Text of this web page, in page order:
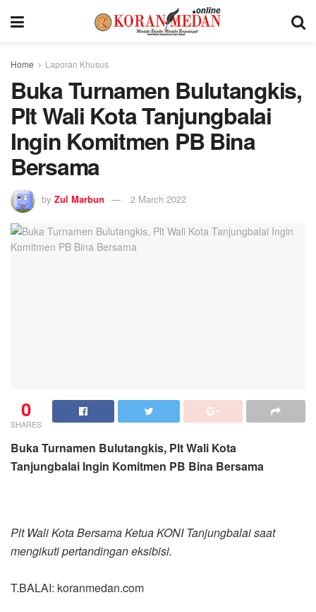
Home Laporan Khusus
Buka Turnamen Bulutangkis,
Plt Wali Kota Tanjungbalai
Ingin Komitmen PB Bina
Bersama
by Zul Marbun 2 March 2022
0
SHARES
Buka Turnamen Bulutangkis, Plt Wali Kota
Tanjungbalai Ingin Komitmen PB Bina Bersama
Plt Wali Kota Bersama Ketua KONI Tanjungbalai saat
mengikuti pertandingan eksibisi.
T.BALAI: koranmedan.com